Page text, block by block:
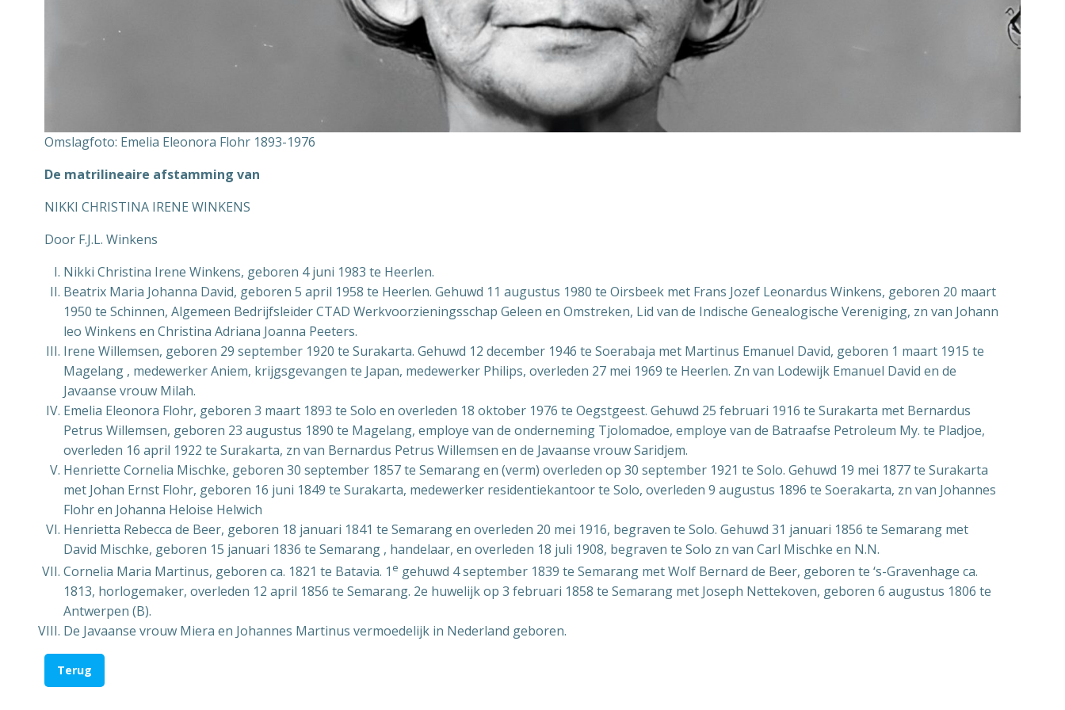
Omslagfoto: Emelia Eleonora Flohr 1893-1976
De matrilineaire afstamming van
NIKKI CHRISTINA IRENE WINKENS
Door F.J.L. Winkens
Nikki Christina Irene Winkens, geboren 4 juni 1983 te Heerlen.
Beatrix Maria Johanna David, geboren 5 april 1958 te Heerlen. Gehuwd 11 augustus 1980 te Oirsbeek met Frans Jozef Leonardus Winkens, geboren 20 maart
1950 te Schinnen, Algemeen Bedrijfsleider CTAD Werkvoorzieningsschap Geleen en Omstreken, Lid van de Indische Genealogische Vereniging, zn van Johann
leo Winkens en Christina Adriana Joanna Peeters.
Irene Willemsen, geboren 29 september 1920 te Surakarta. Gehuwd 12 december 1946 te Soerabaja met Martinus Emanuel David, geboren 1 maart 1915 te
Magelang , medewerker Aniem, krijgsgevangen te Japan, medewerker Philips, overleden 27 mei 1969 te Heerlen. Zn van Lodewijk Emanuel David en de
Javaanse vrouw Milah.
Emelia Eleonora Flohr, geboren 3 maart 1893 te Solo en overleden 18 oktober 1976 te Oegstgeest. Gehuwd 25 februari 1916 te Surakarta met Bernardus
Petrus Willemsen, geboren 23 augustus 1890 te Magelang, employe van de onderneming Tjolomadoe, employe van de Batraafse Petroleum My. te Pladjoe,
overleden 16 april 1922 te Surakarta, zn van Bernardus Petrus Willemsen en de Javaanse vrouw Saridjem.
Henriette Cornelia Mischke, geboren 30 september 1857 te Semarang en (verm) overleden op 30 september 1921 te Solo. Gehuwd 19 mei 1877 te Surakarta
met Johan Ernst Flohr, geboren 16 juni 1849 te Surakarta, medewerker residentiekantoor te Solo, overleden 9 augustus 1896 te Soerakarta, zn van Johannes
Flohr en Johanna Heloise Helwich
Henrietta Rebecca de Beer, geboren 18 januari 1841 te Semarang en overleden 20 mei 1916, begraven te Solo. Gehuwd 31 januari 1856 te Semarang met
David Mischke, geboren 15 januari 1836 te Semarang , handelaar, en overleden 18 juli 1908, begraven te Solo zn van Carl Mischke en N.N.
Cornelia Maria Martinus, geboren ca. 1821 te Batavia. 1e gehuwd 4 september 1839 te Semarang met Wolf Bernard de Beer, geboren te ‘s-Gravenhage ca.
1813, horlogemaker, overleden 12 april 1856 te Semarang. 2e huwelijk op 3 februari 1858 te Semarang met Joseph Nettekoven, geboren 6 augustus 1806 te
Antwerpen (B).
De Javaanse vrouw Miera en Johannes Martinus vermoedelijk in Nederland geboren.
Terug